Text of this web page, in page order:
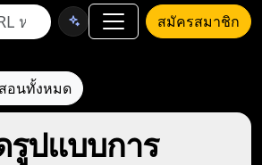
สมัครสมาชิก
อนทั้งหมด
รูปแบบการ